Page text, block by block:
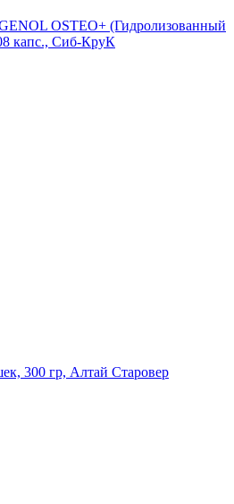
OSTEO+ (Гидролизованный
капс., Сиб-КруК
300 гр, Алтай Старовер